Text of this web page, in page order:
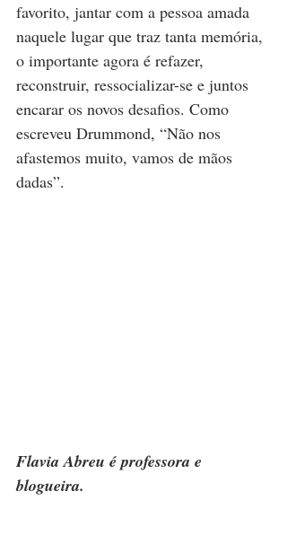
favorito, jantar com a pessoa amada
naquele lugar que traz tanta memória,
o importante agora é refazer,
reconstruir, ressocializar-se e juntos
encarar os novos desafios. Como
escreveu Drummond, “Não nos
afastemos muito, vamos de mãos
dadas”.
Flavia Abreu é professora e
blogueira.